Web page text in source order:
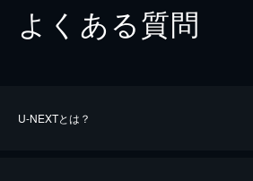
よくある質問
U-NEXTとは？